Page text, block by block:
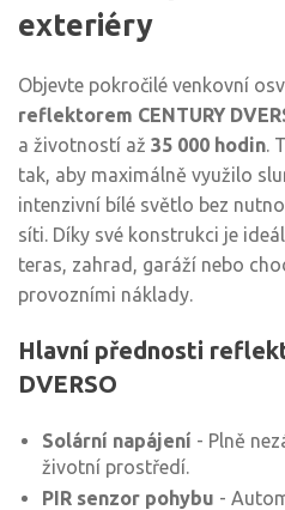
exteriéry
Objevte pokročilé venkovní
reflektorem CENTURY
a životností až 35 000 hodin.
tak, aby maximálně využilo
intenzivní bílé světlo bez
síti. Díky své konstrukci je
teras, zahrad, garáží nebo
provozními náklady.
Hlavní přednosti
DVERSO
Solární napájení - Plně
životní prostředí.
PIR senzor pohybu -